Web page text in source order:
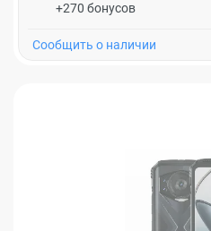
+270 бонусов
Cообщить о наличии